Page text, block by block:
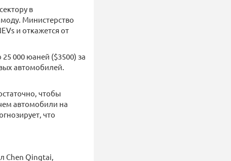
в
Министерство
и откажется от
000 юаней ($3500) за
автомобилей.
чтобы
автомобили на
что
Chen Qingtai,